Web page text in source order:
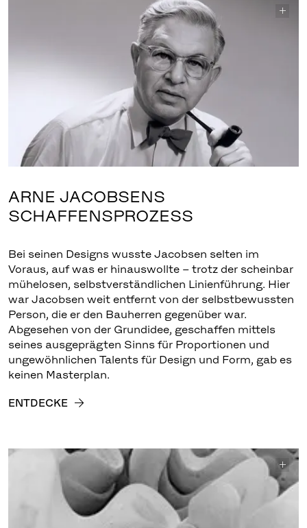
ARNE JACOBSENS
SCHAFFENSPROZESS
Bei seinen Designs wusste Jacobsen selten im
Voraus, auf was er hinauswollte – trotz der scheinbar
mühelosen, selbstverständlichen Linienführung. Hier
war Jacobsen weit entfernt von der selbstbewussten
Person, die er den Bauherren gegenüber war.
Abgesehen von der Grundidee, geschaffen mittels
seines ausgeprägten Sinns für Proportionen und
ungewöhnlichen Talents für Design und Form, gab es
keinen Masterplan.
ENTDECKE